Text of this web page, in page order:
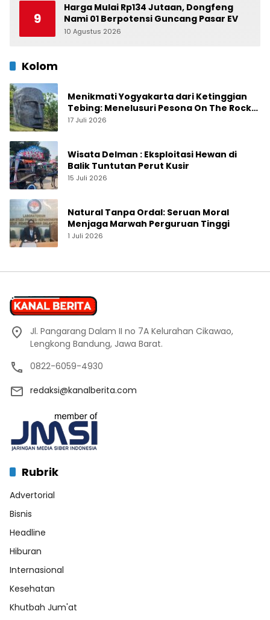
9
Harga Mulai Rp134 Jutaan, Dongfeng
Nami 01 Berpotensi Guncang Pasar EV
10 Agustus 2026
Kolom
Menikmati Yogyakarta dari Ketinggian
Tebing: Menelusuri Pesona On The Rock
Jogja yang Sedang Naik Daun
17 Juli 2026
Wisata Delman : Eksploitasi Hewan di
Balik Tuntutan Perut Kusir
15 Juli 2026
Natural Tanpa Ordal: Seruan Moral
Menjaga Marwah Perguruan Tinggi
1 Juli 2026
Jl. Pangarang Dalam II no 7A Kelurahan Cikawao,
Lengkong Bandung, Jawa Barat.
0822-6059-4930
redaksi@kanalberita.com
Rubrik
Advertorial
Bisnis
Headline
Hiburan
Internasional
Kesehatan
Khutbah Jum'at